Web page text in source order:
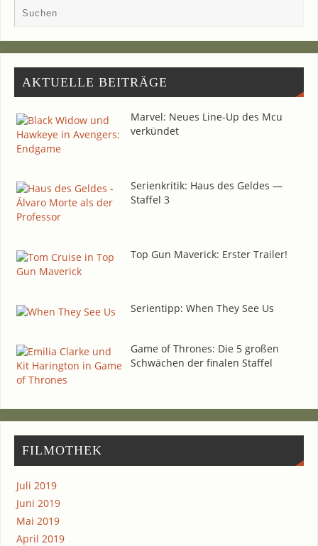
AKTU­EL­LE BEITRÄGE
Mar­vel: Neu­es Line-Up des Mcu
verkündet
Seri­en­kri­tik: Haus des Gel­des —
Staf­fel 3
Top Gun Maverick: Ers­ter Trailer!
Seri­en­tipp: When They See Us
Game of Thro­nes: Die 5 gro­ßen
Schwä­chen der fina­len Staffel
FIL­MO­THEK
Juli 2019
Juni 2019
Mai 2019
April 2019